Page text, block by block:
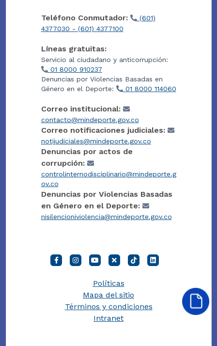
Teléfono Conmutador:
(601)
4377030 - (601) 4377100
Líneas gratuitas:
Servicio al ciudadano y anticorrupción:
01 8000 910237
Denuncias por Violencias Basadas en
Género en el Deporte:
01 8000 114060
Correo institucional:
contacto@mindeporte.gov.co
Correo notificaciones judiciales:
notijudiciales@mindeporte.gov.co
Denuncias por actos de
corrupción:
controlinternodisciplinario@mindeporte.g
ov.co
Denuncias por Violencias Basadas
en Género en el Deporte:
nisilencioniviolencia@mindeporte.gov.co
Políticas
Mapa del sitio
Términos y condiciones
Intranet